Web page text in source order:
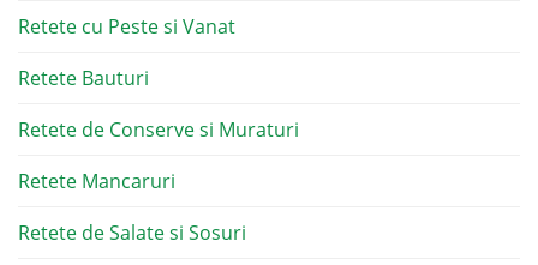
Retete cu Peste si Vanat
Retete Bauturi
Retete de Conserve si Muraturi
Retete Mancaruri
Retete de Salate si Sosuri